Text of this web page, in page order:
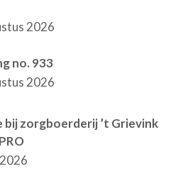
2026
no. 933
2026
bij zorgboerderij ’t Grievink